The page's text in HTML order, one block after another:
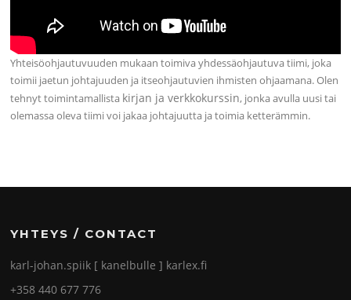
Yhteisöohjautuvuuden mukaan toimiva yhdessäohjautuva tiimi, joka
toimii jaetun johtajuuden ja itseohjautuvien ihmisten ohjaamana. Olen
tehnyt toimintamallista kirjan ja verkkokurssin, jonka avulla uusi tai
olemassa oleva tiimi voi jakaa johtajuutta ja toimia ketterämmin.
YHTEYS / CONTACT
karl-johan.spiik [ kanelbulle ] karlex.fi
+358 440 677 776